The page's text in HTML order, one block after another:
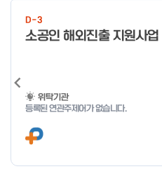
D-3
소공인 해외진출 지원사
위탁기관
등록된 연관주제어가 없습니다.